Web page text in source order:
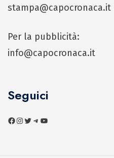
stampa@capocronaca.it
Per la pubblicità:
info@capocronaca.it
Seguici